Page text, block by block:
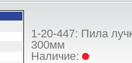
1-20-447: Пила
300мм
Наличие: